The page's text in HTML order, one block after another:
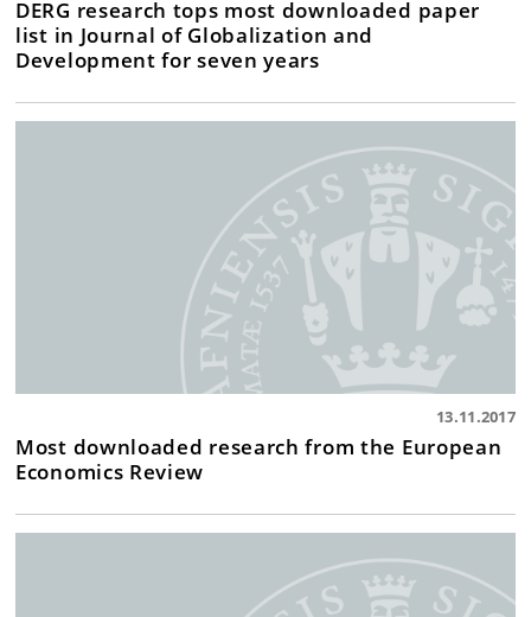
DERG research tops most downloaded paper
list in Journal of Globalization and
Development for seven years
13.11.2017
Most downloaded research from the European
Economics Review